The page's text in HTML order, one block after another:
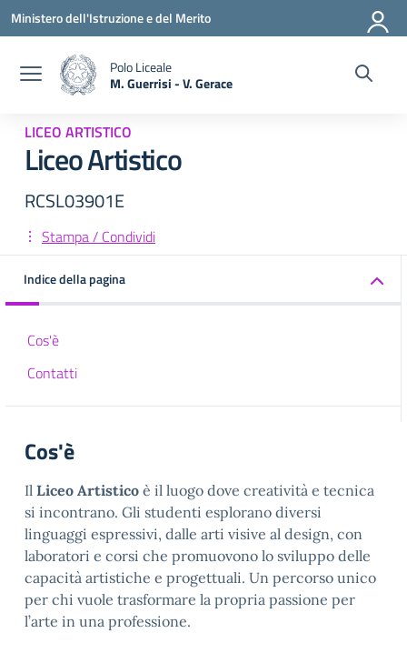
Vai ai contenuti
Vai al menu di navigazione
Vai al footer
Ministero dell'Istruzione e del Merito
Polo Liceale
M. Guerrisi - V. Gerace
LICEO ARTISTICO
Liceo Artistico
RCSL03901E
Stampa / Condividi
Indice della pagina
Cos'è
Contatti
Cos'è
Il Liceo Artistico è il luogo dove creatività e tecnica
si incontrano. Gli studenti esplorano diversi
linguaggi espressivi, dalle arti visive al design, con
laboratori e corsi che promuovono lo sviluppo delle
capacità artistiche e progettuali. Un percorso unico
per chi vuole trasformare la propria passione per
l’arte in una professione.